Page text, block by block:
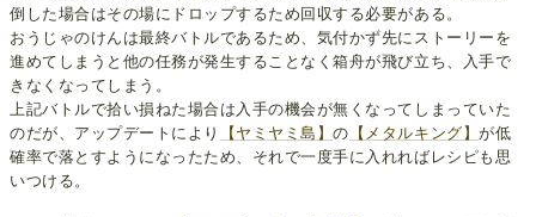
倒した場合はその場にドロップするため回収する必要がある。
おうじゃのけんは最終バトルであるため、気付かず先にストーリーを
進めてしまうと他の任務が発生することなく箱舟が飛び立ち、入手で
きなくなってしまう。
上記バトルで拾い損ねた場合は入手の機会が無くなってしまっていた
のだが、アップデートにより
【ヤミヤミ島】の 【メタルキング】が低
確率で落とすようになったため、それで一度手に入れればレシピも思
いつける。